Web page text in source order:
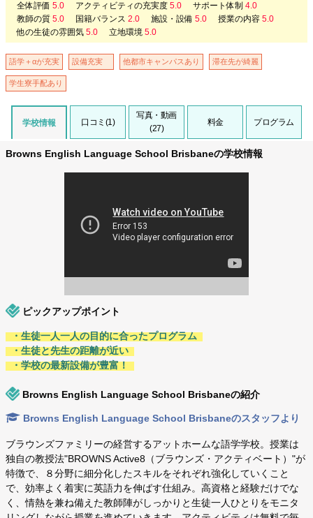
全体評価 5.0 アクティビティの充実度 5.0 サポート体制 4.0
教師の質 5.0 国籍バランス 2.0 施設・設備 5.0 授業の内容 5.0
他の生徒の雰囲気 5.0 立地環境 5.0
語学＋αが充実 設備充実 他都市キャンパスあり 滞在先が綺麗
学生寮手配あり
学校情報 口コミ(1)
写真・動画
(27)
料金 プログラム
Browns English Language School Brisbaneの学校情報
ピックアップポイント
・生徒一人一人の目的に合ったプログラム
・生徒と先生の距離が近い
・学校の最新設備が豊富！
Browns English Language School Brisbaneの紹介
Browns English Language School Brisbaneのスタッフより
ブラウンズファミリーの経営するアットホームな語学学校。授業は
独自の教授法"BROWNS Active8（ブラウンズ・アクティベート）"が
特徴で、８分野に細分化したスキルをそれぞれ強化していくこと
で、効率よく着実に英語力を伸ばす仕組み。高資格と経験だけでな
く、情熱を兼ね備えた教師陣がしっかりと生徒一人ひとりをモニタ